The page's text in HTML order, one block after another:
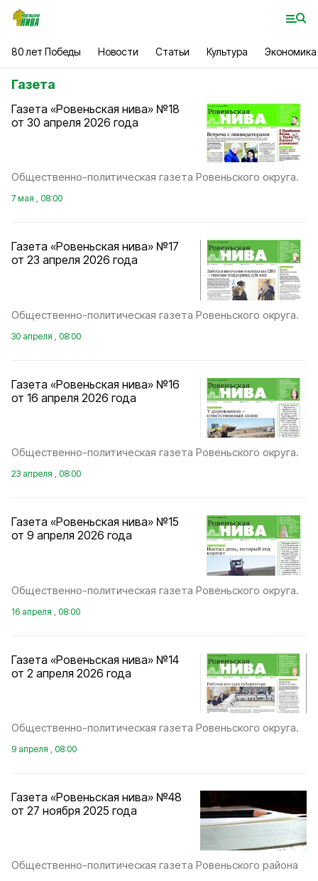
80 лет Победы Новости Статьи Культура Экономика
Газета
Газета «Ровеньская нива» №18
от 30 апреля 2026 года
Общественно-политическая газета Ровеньского округа.
7 мая , 08:00
Газета «Ровеньская нива» №17
от 23 апреля 2026 года
Общественно-политическая газета Ровеньского округа.
30 апреля , 08:00
Газета «Ровеньская нива» №16
от 16 апреля 2026 года
Общественно-политическая газета Ровеньского округа.
23 апреля , 08:00
Газета «Ровеньская нива» №15
от 9 апреля 2026 года
Общественно-политическая газета Ровеньского округа.
16 апреля , 08:00
Газета «Ровеньская нива» №14
от 2 апреля 2026 года
Общественно-политическая газета Ровеньского округа.
9 апреля , 08:00
Газета «Ровеньская нива» №48
от 27 ноября 2025 года
Общественно-политическая газета Ровеньского района